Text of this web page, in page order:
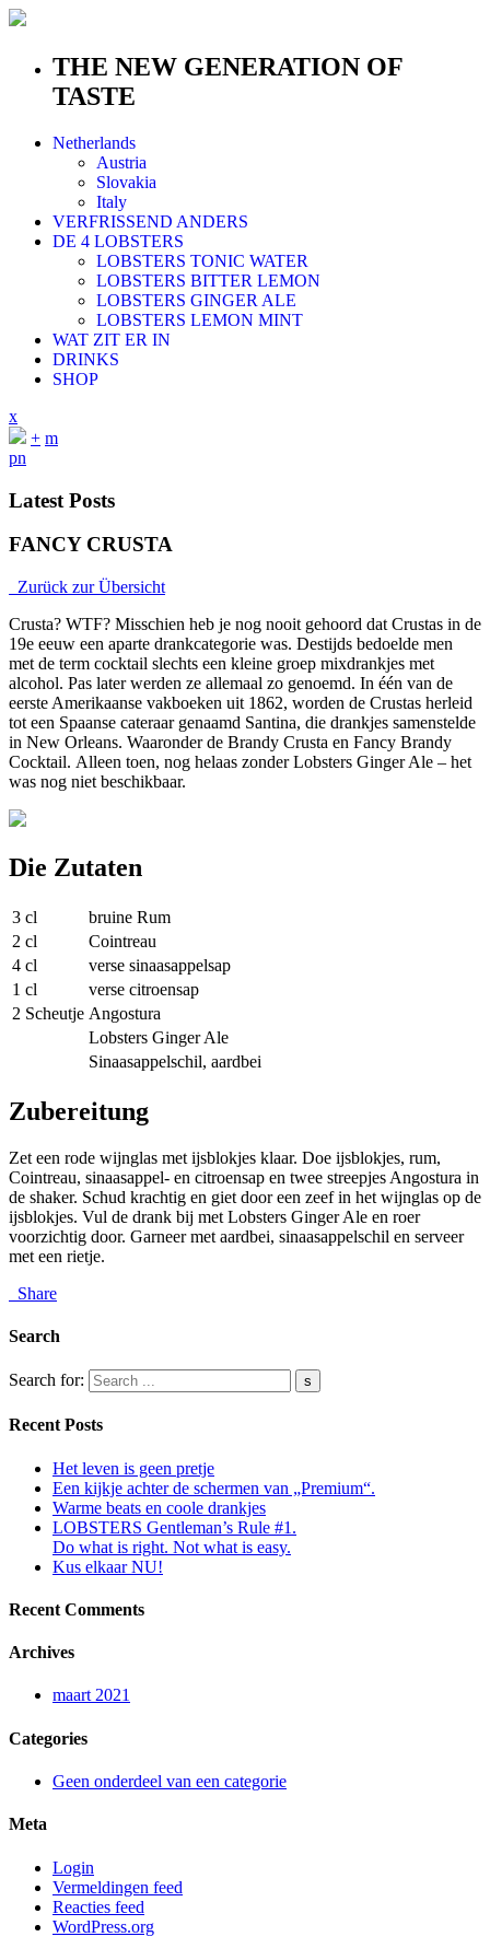
THE NEW GENERATION OF
TASTE
Netherlands
Austria
Slovakia
Italy
VERFRISSEND ANDERS
DE 4 LOBSTERS
LOBSTERS TONIC WATER
LOBSTERS BITTER LEMON
LOBSTERS GINGER ALE
LOBSTERS LEMON MINT
WAT ZIT ER IN
DRINKS
SHOP
x
+ m
pn
Latest Posts
FANCY CRUSTA
Zurück zur Übersicht
Crusta? WTF? Misschien heb je nog nooit gehoord dat Crustas in de
19e eeuw een aparte drankcategorie was. Destijds bedoelde men
met de term cocktail slechts een kleine groep mixdrankjes met
alcohol. Pas later werden ze allemaal zo genoemd. In één van de
eerste Amerikaanse vakboeken uit 1862, worden de Crustas herleid
tot een Spaanse cateraar genaamd Santina, die drankjes samenstelde
in New Orleans. Waaronder de Brandy Crusta en Fancy Brandy
Cocktail. Alleen toen, nog helaas zonder Lobsters Ginger Ale – het
was nog niet beschikbaar.
Die Zutaten
3 cl
bruine Rum
2 cl
Cointreau
4 cl
verse sinaasappelsap
1 cl
verse citroensap
2 Scheutje Angostura
Lobsters Ginger Ale
Sinaasappelschil, aardbei
Zubereitung
Zet een rode wijnglas met ijsblokjes klaar. Doe ijsblokjes, rum,
Cointreau, sinaasappel- en citroensap en twee streepjes Angostura in
de shaker. Schud krachtig en giet door een zeef in het wijnglas op de
ijsblokjes. Vul de drank bij met Lobsters Ginger Ale en roer
voorzichtig door. Garneer met aardbei, sinaasappelschil en serveer
met een rietje.
Share
Search
Search for:
Recent Posts
Het leven is geen pretje
Een kijkje achter de schermen van „Premium“.
Warme beats en coole drankjes
LOBSTERS Gentleman’s Rule #1.
Do what is right. Not what is easy.
Kus elkaar NU!
Recent Comments
Archives
maart 2021
Categories
Geen onderdeel van een categorie
Meta
Login
Vermeldingen feed
Reacties feed
WordPress.org